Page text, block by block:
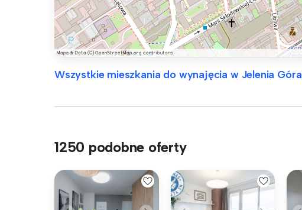
Wszystkie mieszkania do wynajęcia w Jelenia Góra
1250 podobne oferty